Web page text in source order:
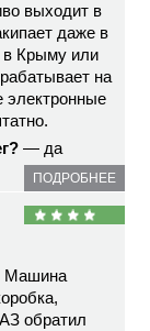
выходит в
даже в
в Крыму или
на
электронные
— да
ПОДРОБНЕЕ
Машина
обратил